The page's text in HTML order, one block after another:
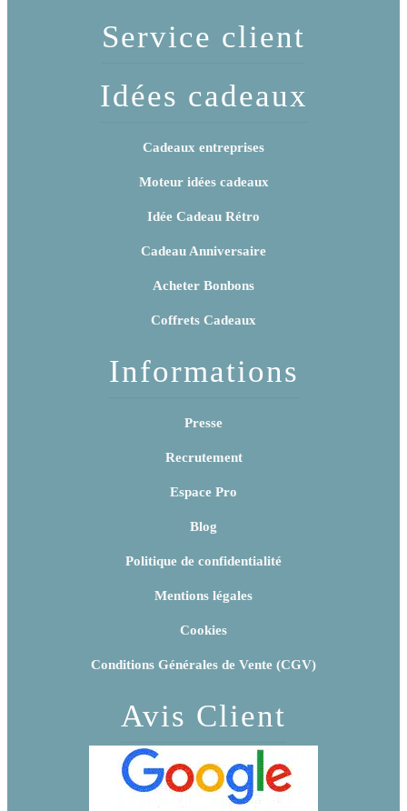
Service client
Idées cadeaux
Cadeaux entreprises
Moteur idées cadeaux
Idée Cadeau Rétro
Cadeau Anniversaire
Acheter Bonbons
Coffrets Cadeaux
Informations
Presse
Recrutement
Espace Pro
Blog
Politique de confidentialité
Mentions légales
Cookies
Conditions Générales de Vente (CGV)
Avis Client